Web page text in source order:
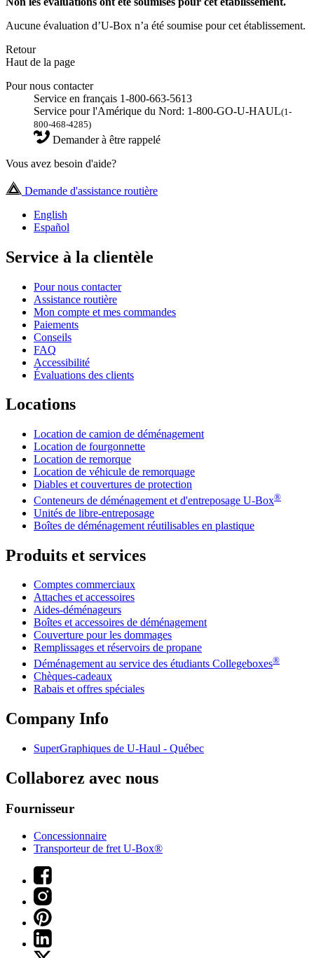
Aucune évaluation d’U-Box n’a été soumise pour cet établissement.
Retour
Haut de la page
Pour nous contacter
Service en français 1-800-663-5613
Service pour l'Amérique du Nord: 1-800-GO-U-HAUL(1-
800-468-4285)
Demander à être rappelé
Vous avez besoin d'aide?
Demande d'assistance routière
English
Español
Service à la clientèle
Pour nous contacter
Assistance routière
Mon compte et mes commandes
Paiements
Conseils
FAQ
Accessibilité
Évaluations des clients
Locations
Location de camion de déménagement
Location de fourgonnette
Location de remorque
Location de véhicule de remorquage
Diables et couvertures de protection
Conteneurs de déménagement et d'entreposage U-Box®
Unités de libre-entreposage
Boîtes de déménagement réutilisables en plastique
Produits et services
Comptes commerciaux
Attaches et accessoires
Aides-déménageurs
Boîtes et accessoires de déménagement
Couverture pour les dommages
Remplissages et réservoirs de propane
Déménagement au service des étudiants Collegeboxes®
Chèques-cadeaux
Rabais et offres spéciales
Company Info
SuperGraphiques de U-Haul - Québec
Collaborez avec nous
Fournisseur
Concessionnaire
Transporteur de fret U-Box®